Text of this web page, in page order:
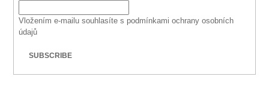
Vložením e-mailu souhlasíte s podmínkami ochrany osobních
údajů
SUBSCRIBE